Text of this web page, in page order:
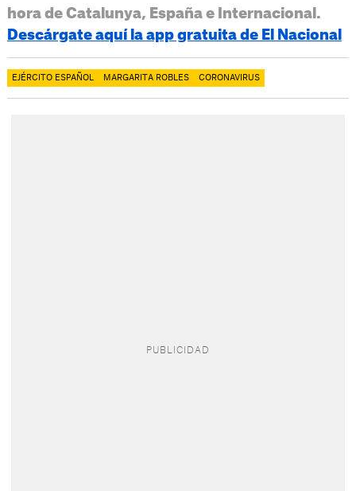
hora de Catalunya, España e Internacional.
Descárgate aquí la app gratuita de El Nacional
EJÉRCITO ESPAÑOL MARGARITA ROBLES CORONAVIRUS